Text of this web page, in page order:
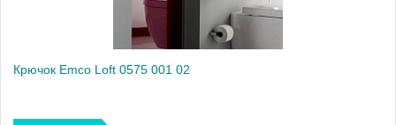
Крючок Emco Loft 0575 001 02